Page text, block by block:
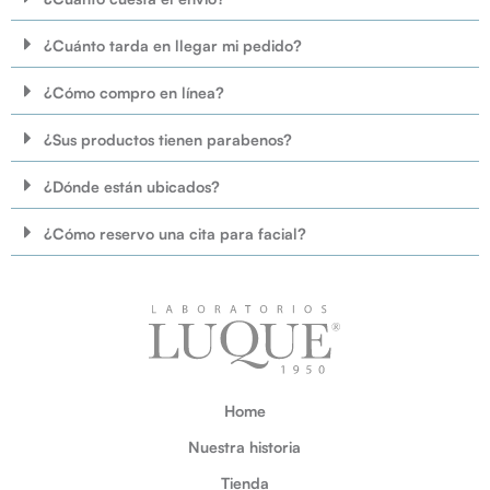
¿Cuánto tarda en llegar mi pedido?
¿Cómo compro en línea?
¿Sus productos tienen parabenos?
¿Dónde están ubicados?
¿Cómo reservo una cita para facial?
Home
Nuestra historia
Tienda